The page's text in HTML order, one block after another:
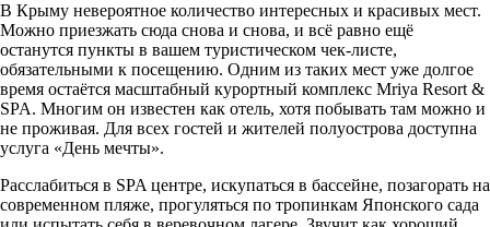
В Крыму невероятное количество интересных и красивых мест.
Можно приезжать сюда снова и снова, и всё равно ещё
останутся пункты в вашем туристическом чек-листе,
обязательными к посещению. Одним из таких мест уже долгое
время остаётся масштабный курортный комплекс Mriya Resort &
SPA. Многим он известен как отель, хотя побывать там можно и
не проживая. Для всех гостей и жителей полуострова доступна
услуга «День мечты».
Расслабиться в SPA центре, искупаться в бассейне, позагорать на
современном пляже, прогуляться по тропинкам Японского сада